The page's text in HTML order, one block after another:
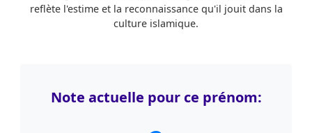
reflète l'estime et la reconnaissance qu'il jouit dans la
culture islamique.
Note actuelle pour ce prénom: